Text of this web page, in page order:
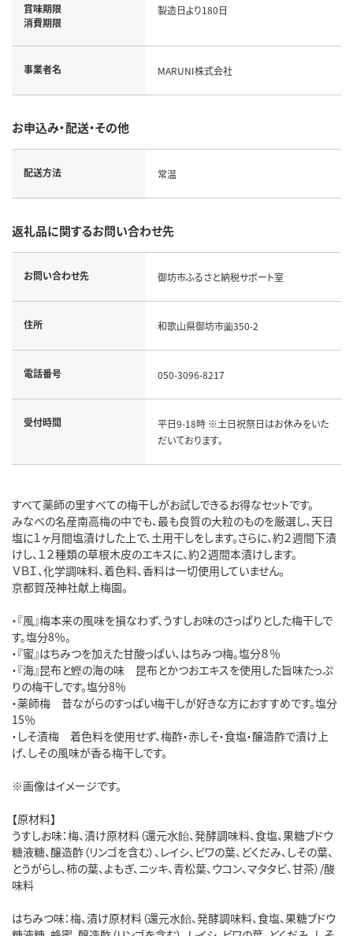
賞味期限
消費期限
製造日より180日
事業者名 MARUNI株式会社
お申込み・配送・その他
配送方法 常温
返礼品に関するお問い合わせ先
お問い合わせ先 御坊市ふるさと納税サポート室
住所 和歌山県御坊市薗350-2
電話番号 050-3096-8217
受付時間
平日9-18時 ※土日祝祭日はお休みをいた
だいております。
すべて薬師の里すべての梅干しがお試しできるお得なセットです。
みなべの名産南高梅の中でも、最も良質の大粒のものを厳選し、天日
塩に１ヶ月間塩漬けした上で、土用干しをします。さらに、約２週間下漬
けし、１２種類の草根木皮のエキスに、約２週間本漬けします。
ＶＢＩ、化学調味料、着色料、香料は一切使用していません。
京都賀茂神社献上梅園。
・『風』梅本来の風味を損なわず、うすしお味のさっぱりとした梅干しで
す。塩分8％。
・『蜜』はちみつを加えた甘酸っぱい、はちみつ梅。塩分８％
・『海』昆布と鰹の海の味 昆布とかつおエキスを使用した旨味たっぷ
りの梅干しです。塩分8％
・薬師梅 昔ながらのすっぱい梅干しが好きな方におすすめです。塩分
15％
・しそ漬梅 着色料を使用せず、梅酢・赤しそ・食塩・醸造酢で漬け上
げ、しその風味が香る梅干しです。
※画像はイメージです。
【原材料】
うすしお味：梅、漬け原材料（還元水飴、発酵調味料、食塩、果糖ブドウ
糖液糖、醸造酢（リンゴを含む）、レイシ、ビワの葉、どくだみ、しその葉、
とうがらし、柿の葉、よもぎ、ニッキ、青松葉、ウコン、マタタビ、甘茶）/酸
味料
はちみつ味：梅、漬け原材料（還元水飴、発酵調味料、食塩、果糖ブドウ